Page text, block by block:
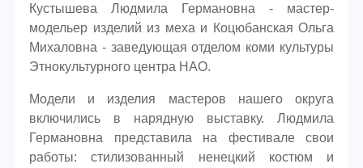
Кустышева Людмила Германовна - мастер-
модельер изделий из меха и Коцюбанская Ольга
Михаловна - заведующая отделом коми культуры
Этнокультурного центра НАО.
Модели и изделия мастеров нашего округа
включились в нарядную выставку. Людмила
Германовна представила на фестивале свои
работы: стилизованный ненецкий костюм и